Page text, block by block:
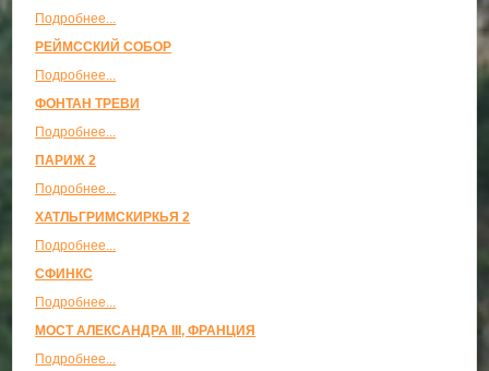
Подробнее...
РЕЙМССКИЙ СОБОР
Подробнее...
ФОНТАН ТРЕВИ
Подробнее...
ПАРИЖ 2
Подробнее...
ХАТЛЬГРИМСКИРКЬЯ 2
Подробнее...
СФИНКС
Подробнее...
МОСТ АЛЕКСАНДРА III, ФРАНЦИЯ
Подробнее...